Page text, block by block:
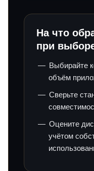
На что
при
Выбирайте
объём
Сверьте
Оцените
учётом